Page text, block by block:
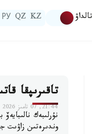
تالداۋ KZ
QZ
РУ
تاقىرىپقا
21:44, 07 تامىز 2026
نۇرلىبەك
وندىرەتىن زاۋىت